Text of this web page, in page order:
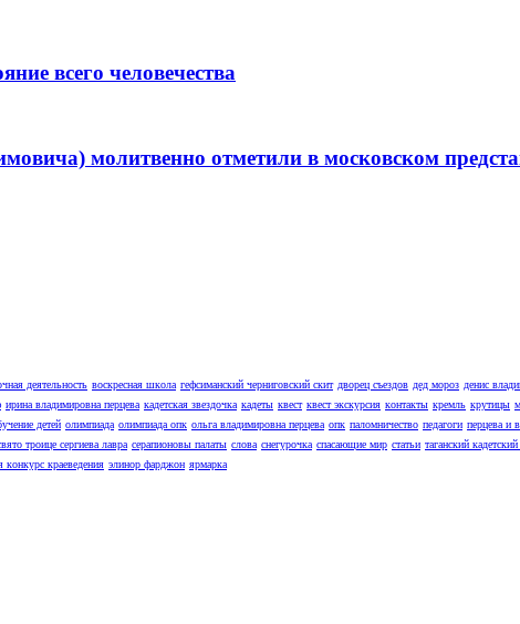
всего человечества
молитвенно отметили в московском
деятельность воскресная школа гефсиманский черниговский скит дворец съездов дед мороз денис
ирина владимировна перцева кадетская звездочка кадеты квест квест экскурсия контакты кремль крутицы
детей олимпиада олимпиада опк ольга владимировна перцева опк паломничество педагоги перцева и в
троице сергиева лавра серапионовы палаты слова снегурочка спасающие мир статьи таганский
конкурс краеведения элинор фарджон ярмарка